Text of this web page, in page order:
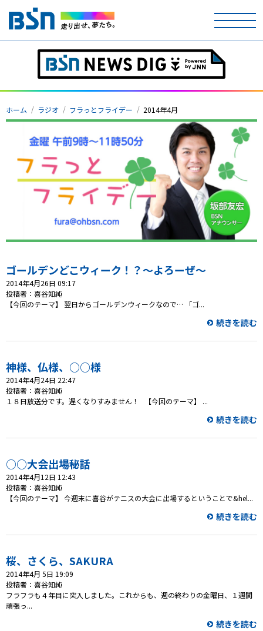
ホーム
テレビ
ラジオ
アナウンサー
イベント
ニュース
プレゼント
コンテンツ・アプリ
Well-being 防災・減災
ショッピング
会社概要・ビジョン
ホーム ラジオ フラっとフライデー 2014年4月
ゴールデンどこウィーク！？～よろーぜ～
2014年4月26日 09:17
投稿者：喜谷知純
【今回のテーマ】 翌日からゴールデンウィークなので… 「ゴ...
続きを読む
神様、仏様、○○様
2014年4月24日 22:47
投稿者：喜谷知純
１８日放送分です。遅くなりすみません！ 【今回のテーマ】 ...
続きを読む
○○大会出場秘話
2014年4月12日 12:43
投稿者：喜谷知純
【今回のテーマ】 今週末に喜谷がテニスの大会に出場するということで&hel...
続きを読む
桜、さくら、SAKURA
2014年4月 5日 19:09
投稿者：喜谷知純
フラフラも４年目に突入しました。これからも、週の終わりの金曜日、１週間
頑張っ...
続きを読む